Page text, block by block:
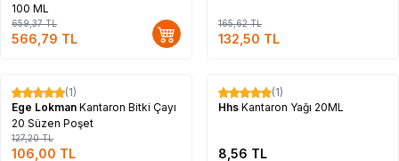
100 ML
659,37TL
566,79 TL
165,62TL
132,50 TL
%17
(1)
Ege Lokman Kantaron Bitki Çayı
20 Süzen Poşet
127,20TL
106,00 TL
(1)
Hhs Kantaron Yağı 20ML
8,56 TL